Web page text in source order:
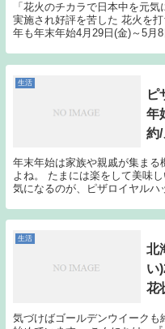
「花火のチカラで日本中を元
実施され好評を苦した 花火を
年も年末年始4月29日(金)～5月
生活
ピ
年
約
年末年始は家族や親戚が集ま
よね。 たまには楽をして美味
気になるのが、ピザロイヤル
生活
北
い
花
気づけばゴールデンウイークも